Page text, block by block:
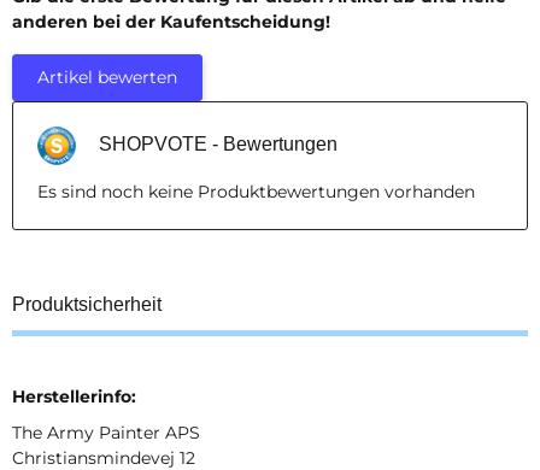
anderen bei der Kaufentscheidung!
Artikel bewerten
SHOPVOTE - Bewertungen
Es sind noch keine Produktbewertungen vorhanden
Produktsicherheit
Herstellerinfo:
The Army Painter APS
Christiansmindevej 12